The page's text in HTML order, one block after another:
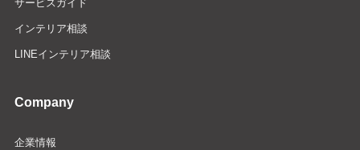
サービスガイド
インテリア相談
LINEインテリア相談
Company
企業情報